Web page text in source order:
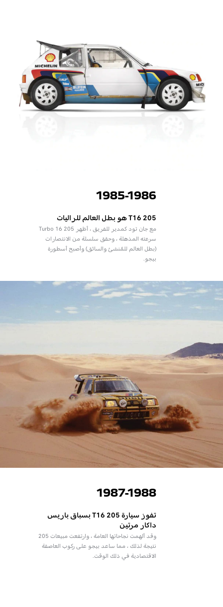
1985-1986
205 T16 هو بطل العالم للراليات
مع جان تود كمدير للفريق ، أظهر 205 Turbo 16
سرعته المذهلة ، وحقق سلسلة من الانتصارات
(بطل العالم للمُنشئ والسائق) وأصبح أسطورة
بيجو.
1987-1988
تفوز سيارة 205 T16 بسباق باريس
داكار مرتين
وقد ألهمت نجاحاتها العامة ، وارتفعت مبيعات 205
نتيجة لذلك ، مما ساعد بيجو على ركوب العاصفة
الاقتصادية في ذلك الوقت.